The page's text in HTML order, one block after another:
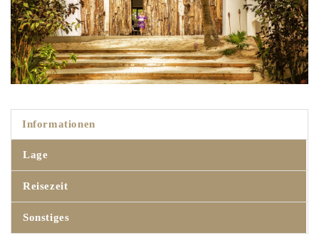
Informationen
Lage
Reisezeit
Sonstiges